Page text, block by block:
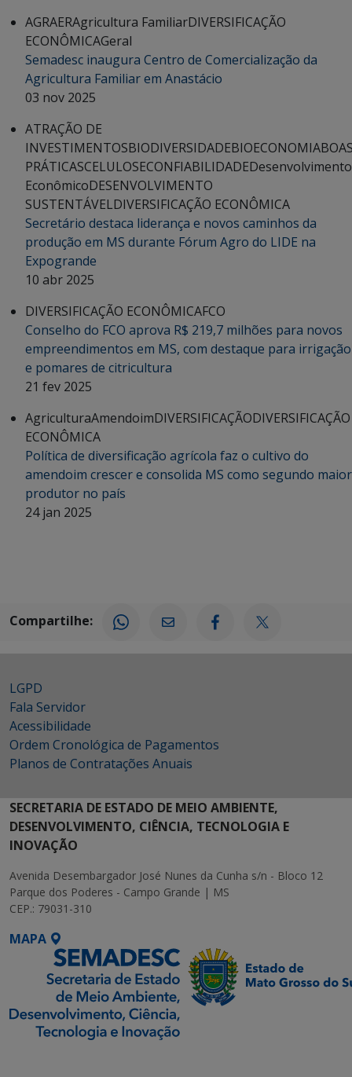
AGRAERAgricultura FamiliarDIVERSIFICAÇÃO
ECONÔMICAGeral
Semadesc inaugura Centro de Comercialização da
Agricultura Familiar em Anastácio
03 nov 2025
ATRAÇÃO DE
INVESTIMENTOSBIODIVERSIDADEBIOECONOMIA
PRÁTICASCELULOSECONFIABILIDADEDesenvolvimento
EconômicoDESENVOLVIMENTO
SUSTENTÁVELDIVERSIFICAÇÃO ECONÔMICA
Secretário destaca liderança e novos caminhos da
produção em MS durante Fórum Agro do LIDE na
Expogrande
10 abr 2025
DIVERSIFICAÇÃO ECONÔMICAFCO
Conselho do FCO aprova R$ 219,7 milhões para novos
empreendimentos em MS, com destaque para irrigação
e pomares de citricultura
21 fev 2025
AgriculturaAmendoimDIVERSIFICAÇÃODIVERSIFICAÇÃO
ECONÔMICA
Política de diversificação agrícola faz o cultivo do
amendoim crescer e consolida MS como segundo maior
produtor no país
24 jan 2025
Compartilhe:
LGPD
Fala Servidor
Acessibilidade
Ordem Cronológica de Pagamentos
Planos de Contratações Anuais
SECRETARIA DE ESTADO DE MEIO AMBIENTE,
DESENVOLVIMENTO, CIÊNCIA, TECNOLOGIA E
INOVAÇÃO
Avenida Desembargador José Nunes da Cunha s/n - Bloco 12
Parque dos Poderes - Campo Grande | MS
CEP.: 79031-310
MAPA